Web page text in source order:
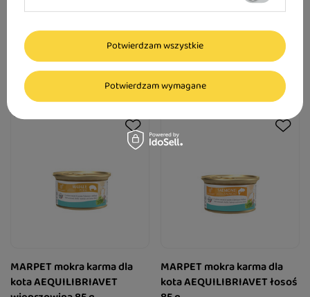
5,79 zł
68,12 zł / kg
5,49 zł
64,59 zł / kg
MARPET mokra karma dla
kota AEQUILIBRIAVET
MARPET mokra karma dla
kota AEQUILIBRIAVET łosoś
Potwierdzam wymagane
Potwierdzam wszystkie